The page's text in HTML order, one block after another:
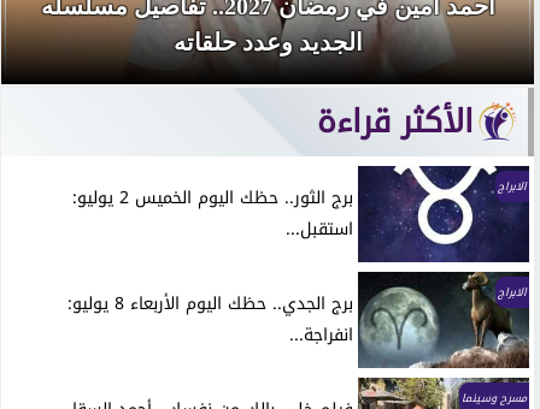
أحمد أمين في رمضان 2027.. تفاصيل مسلسله
الجديد وعدد حلقاته
الأكثر قراءة
الابراج
برج الثور.. حظك اليوم الخميس 2 يوليو:
استقبل...
الابراج
برج الجدي.. حظك اليوم الأربعاء 8 يوليو:
انفراجة...
مسرح وسينما